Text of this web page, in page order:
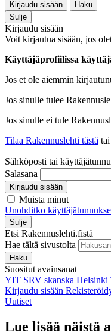
Kirjaudu sisään
Haku
Sulje
Kirjaudu sisään
Voit kirjautua sisään, jos
Käyttäjäprofiilissa
Jos et ole aiemmin
Jos sinulle tulee
Jos sinulle ei tule
Tilaa Rakennuslehti tästä
Sähköposti tai
Salasana
Kirjaudu sisään
Muista minut
Unohditko
Sulje
Etsi Rakennuslehti.fistä
Hae tältä sivustolta
Haku
Suositut avainsanat
YIT SRV skanska Helsinki
Kirjaudu sisään
Uutiset
Lue lisää näistä